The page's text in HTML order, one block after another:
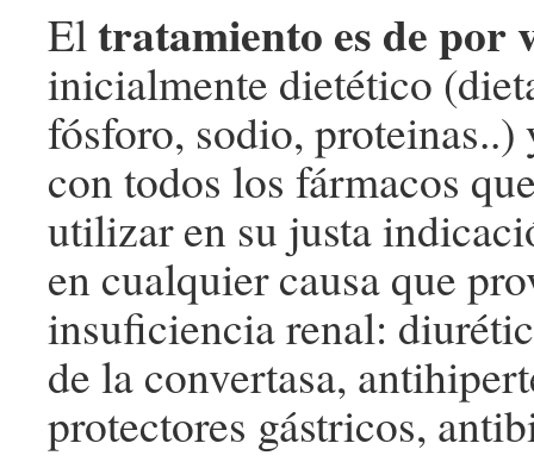
Eltratamiento es de por
inicialmente dietético
fósforo, sodio,
con todos los fármacos
utilizar en su justa
en cualquier causa que
insuficiencia renal:
de la convertasa,
protectores gástricos,